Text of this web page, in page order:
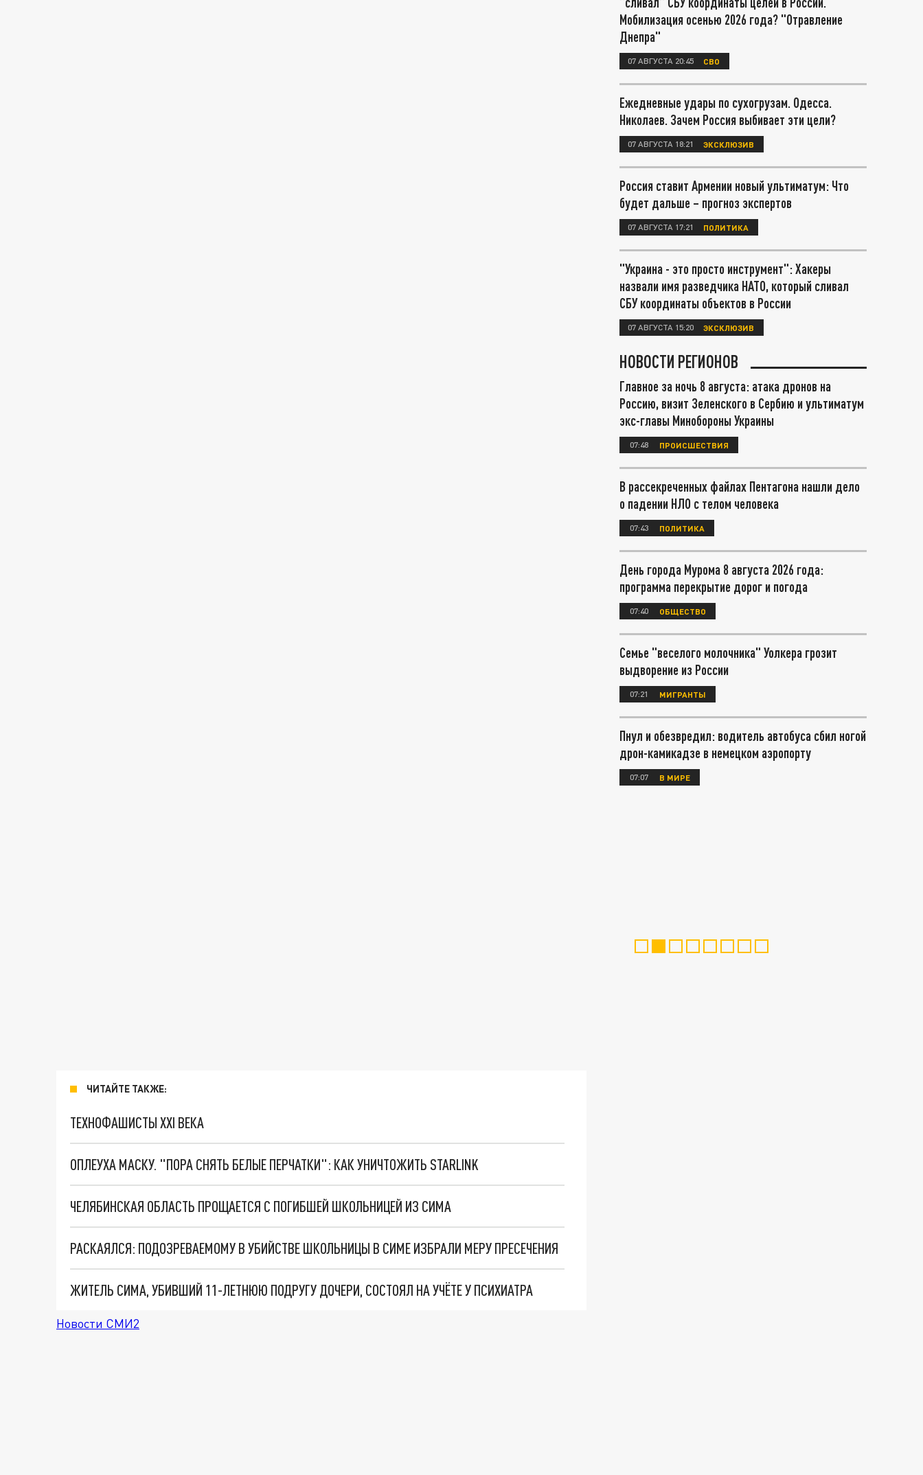
ЧИТАЙТЕ ТАКЖЕ:
ТЕХНОФАШИСТЫ XXI ВЕКА
ОПЛЕУХА МАСКУ. "ПОРА СНЯТЬ БЕЛЫЕ ПЕРЧАТКИ": КАК УНИЧТОЖИТЬ STARLINK
ЧЕЛЯБИНСКАЯ ОБЛАСТЬ ПРОЩАЕТСЯ С ПОГИБШЕЙ ШКОЛЬНИЦЕЙ ИЗ СИМА
РАСКАЯЛСЯ: ПОДОЗРЕВАЕМОМУ В УБИЙСТВЕ ШКОЛЬНИЦЫ В СИМЕ ИЗБРАЛИ МЕРУ ПРЕСЕЧЕНИЯ
ЖИТЕЛЬ СИМА, УБИВШИЙ 11-ЛЕТНЮЮ ПОДРУГУ ДОЧЕРИ, СОСТОЯЛ НА УЧЁТЕ У ПСИХИАТРА
Новости СМИ2
Мобилизация осенью 2026 года? "Отравление
Днепра"
07 АВГУСТА 20:45 СВО
Ежедневные удары по сухогрузам. Одесса.
Николаев. Зачем Россия выбивает эти цели?
07 АВГУСТА 18:21 ЭКСКЛЮЗИВ
Россия ставит Армении новый ультиматум: Что
будет дальше – прогноз экспертов
07 АВГУСТА 17:21 ПОЛИТИКА
"Украина - это просто инструмент": Хакеры
назвали имя разведчика НАТО, который сливал
СБУ координаты объектов в России
07 АВГУСТА 15:20 ЭКСКЛЮЗИВ
НОВОСТИ РЕГИОНОВ
Главное за ночь 8 августа: атака дронов на
Россию, визит Зеленского в Сербию и ультиматум
экс-главы Минобороны Украины
07:48 ПРОИСШЕСТВИЯ
В рассекреченных файлах Пентагона нашли дело
о падении НЛО с телом человека
07:43 ПОЛИТИКА
День города Мурома 8 августа 2026 года:
программа перекрытие дорог и погода
07:40 ОБЩЕСТВО
Семье "веселого молочника" Уолкера грозит
выдворение из России
07:21 МИГРАНТЫ
Пнул и обезвредил: водитель автобуса сбил ногой
дрон-камикадзе в немецком аэропорту
07:07 В МИРЕ